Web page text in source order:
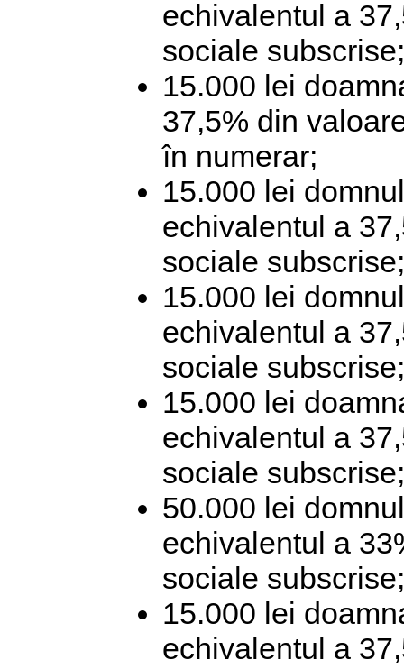
echivalentul a
sociale subscrise;
15.000 lei
37,5% din
în numerar;
15.000 lei
echivalentul a
sociale subscrise;
15.000 lei
echivalentul a
sociale subscrise;
15.000 lei
echivalentul a
sociale subscrise;
50.000 lei
echivalentul a
sociale subscrise;
15.000 lei
echivalentul a